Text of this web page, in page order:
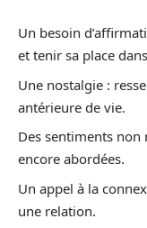
Un besoin
et tenir sa place
Une nostalgie :
antérieure de vie.
Des sentiments non
encore abordées.
Un appel à la
une relation.